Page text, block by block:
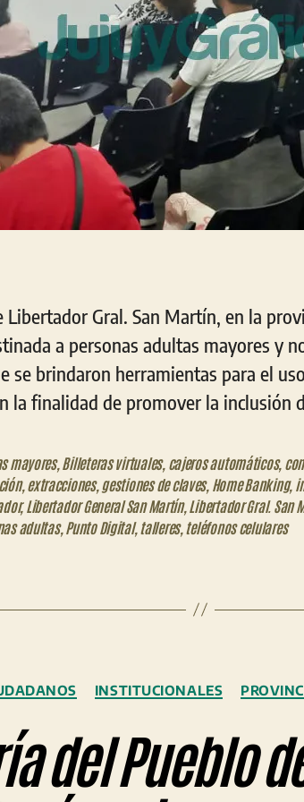
Gral. San Martín, en la
a personas adultas mayores y
se brindaron herramientas para el
la finalidad de promover la
mayores, Billeteras virtuales, cajeros automáticos,
, extracciones, gestiones de claves, Home Banking,
, Libertador General San Martín, Libertador Gral. San
adultas, Punto Digital, talleres, teléfonos celulares
Categorías
INSTITUCIONALES
del Pueblo